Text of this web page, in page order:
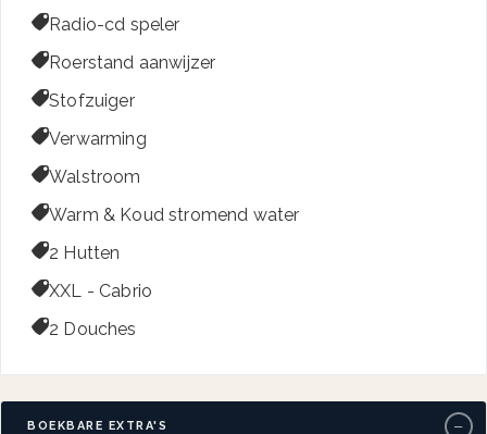
Radio-cd speler
Roerstand aanwijzer
Stofzuiger
Verwarming
Walstroom
Warm & Koud stromend water
2 Hutten
XXL - Cabrio
2 Douches
BOEKBARE EXTRA'S −